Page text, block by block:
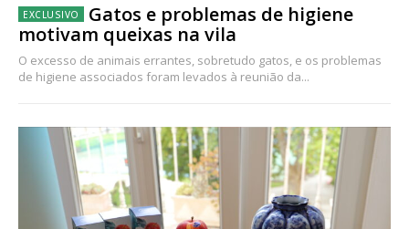
Gatos e problemas de higiene
motivam queixas na vila
O excesso de animais errantes, sobretudo gatos, e os problemas
de higiene associados foram levados à reunião da...